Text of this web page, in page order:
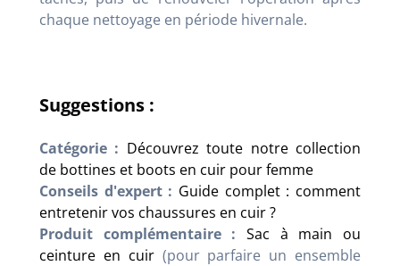
chaque nettoyage en période hivernale.
Suggestions :
Catégorie : Découvrez toute notre collection
de bottines et boots en cuir pour femme
Conseils d'expert : Guide complet : comment
entretenir vos chaussures en cuir ?
Produit complémentaire : Sac à main ou
ceinture en cuir(pour parfaire un ensemble